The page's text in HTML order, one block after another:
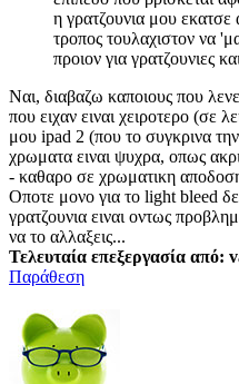
η γρατζουνια μου
τροπος τουλαχιστον να
προιον για γρατζουνιες
Ναι, διαβαζω καποιους που
που ειχαν ειναι χειροτερο (σε
μου ipad 2 (που το συγκρινα
χρωματα ειναι ψυχρα, οπως
- καθαρο σε χρωματικη
Οποτε μονο για το light bleed
γρατζουνια ειναι οντως
να το αλλαξεις...
Τελευταία επεξεργασία από:
Παράθεση